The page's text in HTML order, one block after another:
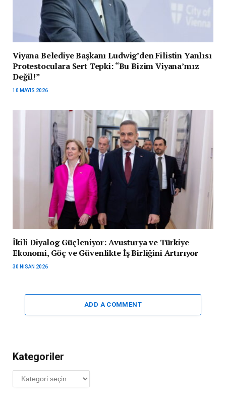
Viyana Belediye Başkanı Ludwig’den Filistin Yanlısı
Protestoculara Sert Tepki: “Bu Bizim Viyana’mız
Değil!”
10 MAYIS 2026
İkili Diyalog Güçleniyor: Avusturya ve Türkiye
Ekonomi, Göç ve Güvenlikte İş Birliğini Artırıyor
30 NISAN 2026
ADD A COMMENT
Kategoriler
Kategoriler